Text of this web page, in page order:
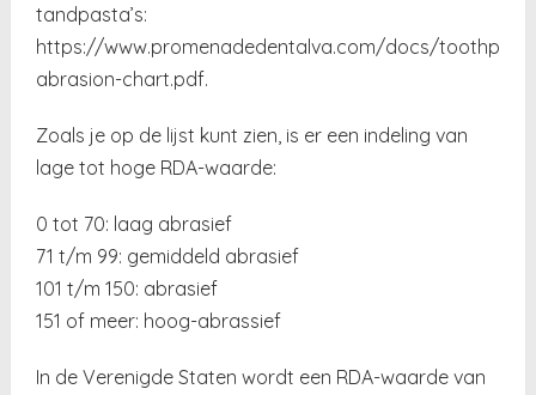
tandpasta’s:
https://www.promenadedentalva.com/docs/
abrasion-chart.pdf.
Zoals je op de lijst kunt zien, is er een indeling van
lage tot hoge RDA-waarde:
0 tot 70: laag abrasief
71 t/m 99: gemiddeld abrasief
101 t/m 150: abrasief
151 of meer: hoog-abrassief
In de Verenigde Staten wordt een RDA-waarde van